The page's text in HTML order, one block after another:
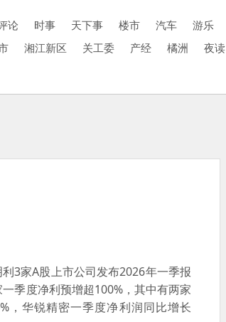
论 时事 天下事 楼市 汽车 游乐
湘江新区 关工委 产经 橘洲 夜读
3家A股上市公司发布2026年一季报
季度净利预增超100%，其中有两家
，华锐精密一季度净利润同比增长